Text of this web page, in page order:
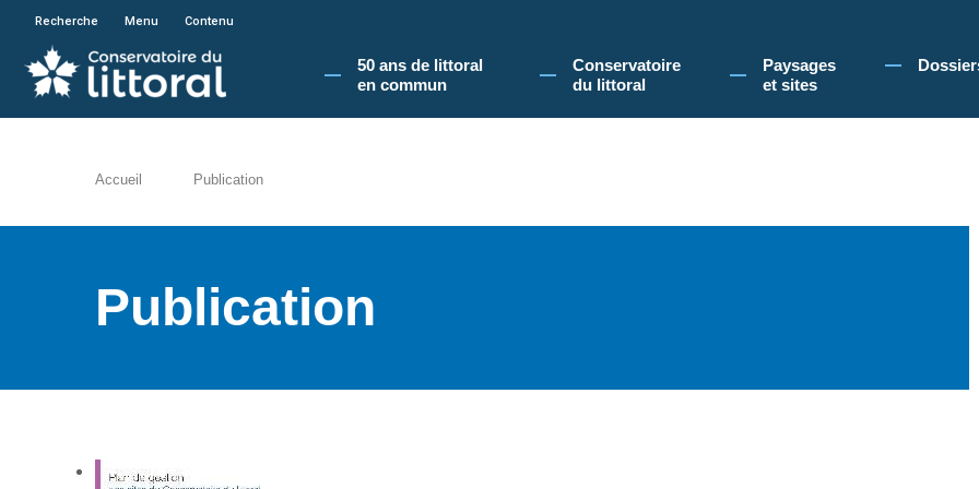
En poursuivant votre navigation sur le site du Conservatoire du littoral, vous acceptez l'utilisation de cookies pour vous
Recherche Menu Contenu
50 ans de littoral
en commun​
Conservatoire
du littoral
Paysages
et sites
Accueil Publication
Publication